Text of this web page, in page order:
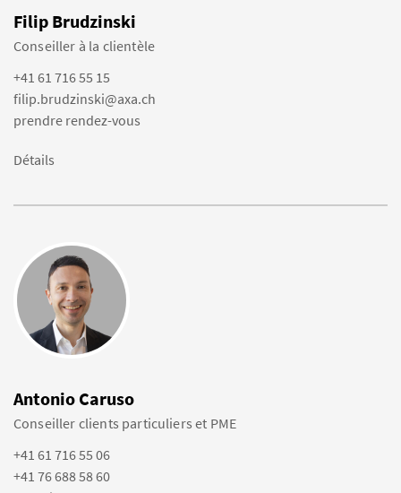
Filip Brudzinski
Conseiller à la clientèle
+41 61 716 55 15
filip.brudzinski@axa.ch
prendre rendez-vous
Détails
Antonio Caruso
Conseiller clients particuliers et PME
+41 61 716 55 06
+41 76 688 58 60